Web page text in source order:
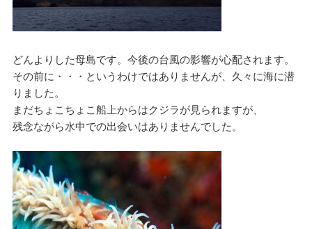
どんよりした母島です。今後の台風の影響が心配されます。
その前に・・・というわけではありませんが、久々に海に潜
りました。
まだちょこちょこ船上からはクジラが見られますが、
残念ながら水中での出会いはありませんでした。